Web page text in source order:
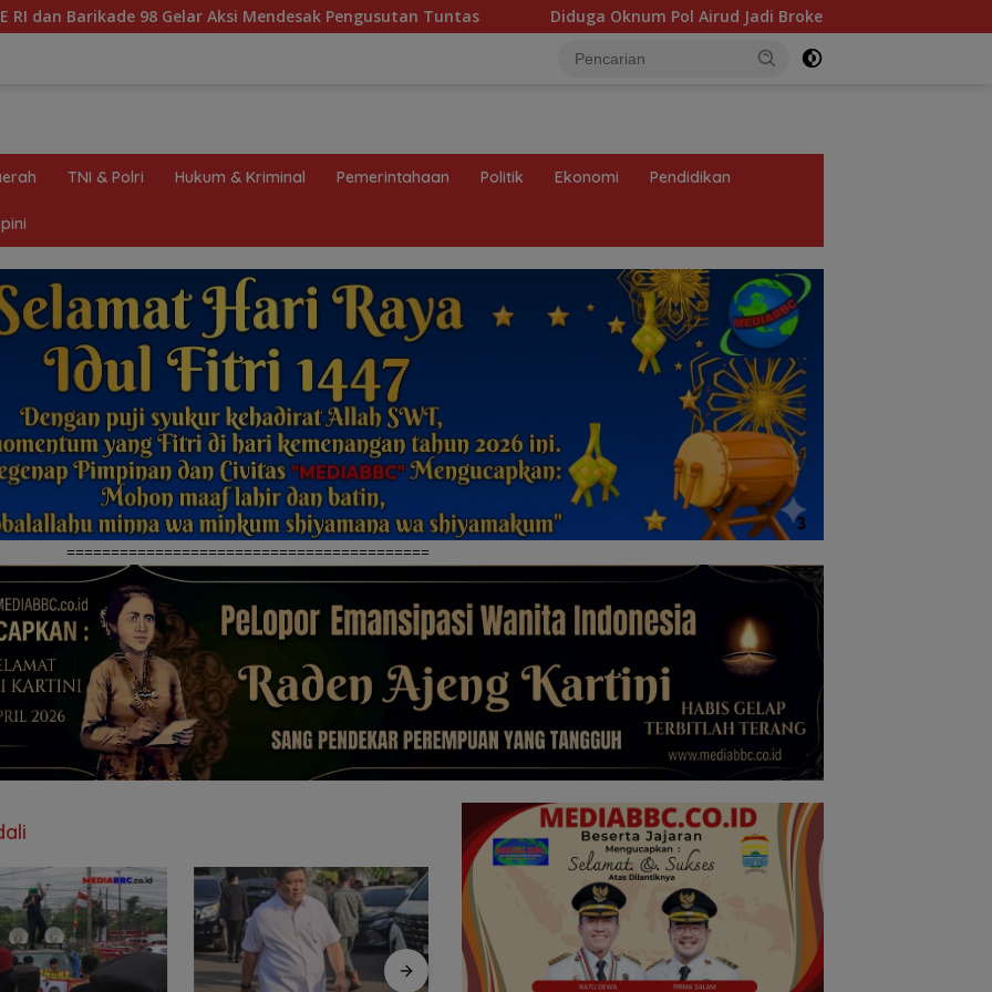
Mendesak Pengusutan Tuntas Diduga Oknum Pol Airud Jadi Broker Minyak Ilegal, Uang Rp88 Juta Milik Toke
TNI & Polri Hukum & Kriminal Pemerintahaan Politik Ekonomi Pendidikan
=========================================